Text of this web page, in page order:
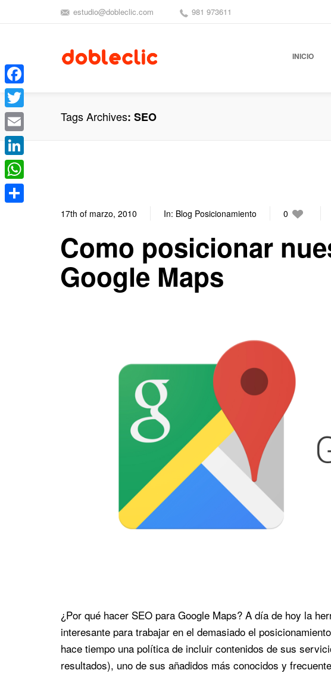
estudio@dobleclic.com 981 973611
INICIO
Tags Archives SEO
17th of marzo, 2010 In: Blog Posicionamiento 0
Como posicionar
Google Maps
¿Por qué hacer SEO para Google Maps? A día de hoy la
interesante para trabajar en el demasiado el
hace tiempo una política de incluir contenidos de sus
resultados), uno de sus añadidos más conocidos y
Facebook
Twitter
Email
LinkedIn
WhatsApp